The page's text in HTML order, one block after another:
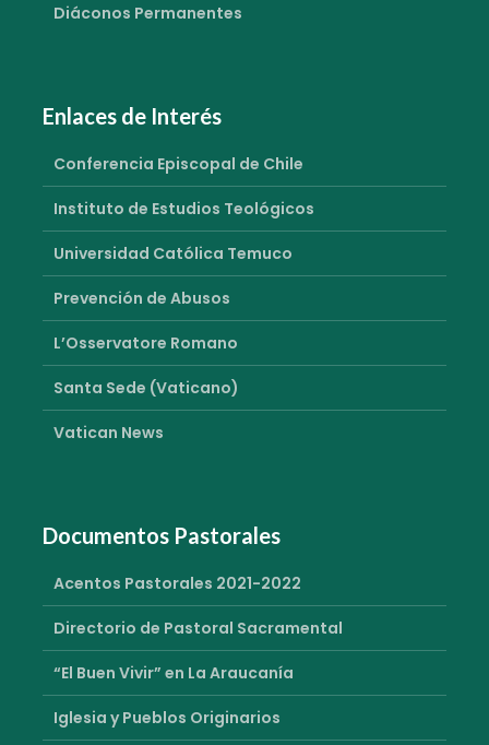
Diáconos Permanentes
Enlaces de Interés
Conferencia Episcopal de Chile
Instituto de Estudios Teológicos
Universidad Católica Temuco
Prevención de Abusos
L’Osservatore Romano
Santa Sede (Vaticano)
Vatican News
Documentos Pastorales
Acentos Pastorales 2021-2022
Directorio de Pastoral Sacramental
“El Buen Vivir” en La Araucanía
Iglesia y Pueblos Originarios